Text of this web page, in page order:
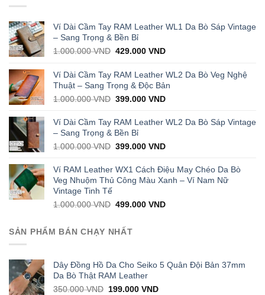
Ví Dài Cầm Tay RAM Leather WL1 Da Bò Sáp Vintage
– Sang Trọng & Bền Bỉ
1.000.000VND Original
was:
1.000.000 VND.
429.000VNDCurrent
is:
429.000 VND.
Ví Dài Cầm Tay RAM Leather WL2 Da Bò Veg Nghệ
Thuật – Sang Trọng & Độc Bản
1.000.000VND Original
was:
1.000.000 VND.
399.000VNDCurrent
is:
Ví Dài Cầm Tay RAM Leather WL2 Da Bò Sáp Vintage
– Sang Trọng & Bền Bỉ
1.000.000VND Original
was:
1.000.000 VND.
399.000VNDCurrent
is:
399.000 VND.
Ví RAM Leather WX1 Cách Điệu May Chéo Da Bò
Veg Nhuộm Thủ Công Màu Xanh – Ví Nam Nữ
Vintage Tinh Tế
1.000.000VND Original
was:
1.000.000 VND.
499.000VNDCurrent
SẢN PHẨM BÁN CHẠY NHẤT
Dây Đồng Hồ Da Cho Seiko 5 Quân Đội Bản 37mm
Da Bò Thật RAM Leather
350.000VND Original
199.000VNDCurrent